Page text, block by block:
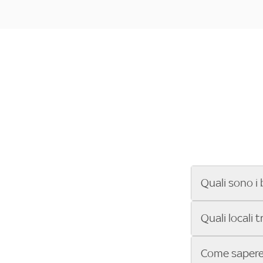
Quali sono i
Se cerchi un
ENILIVE, la
Sky Bar ti
Quali locali
Vuoi sapere
Come